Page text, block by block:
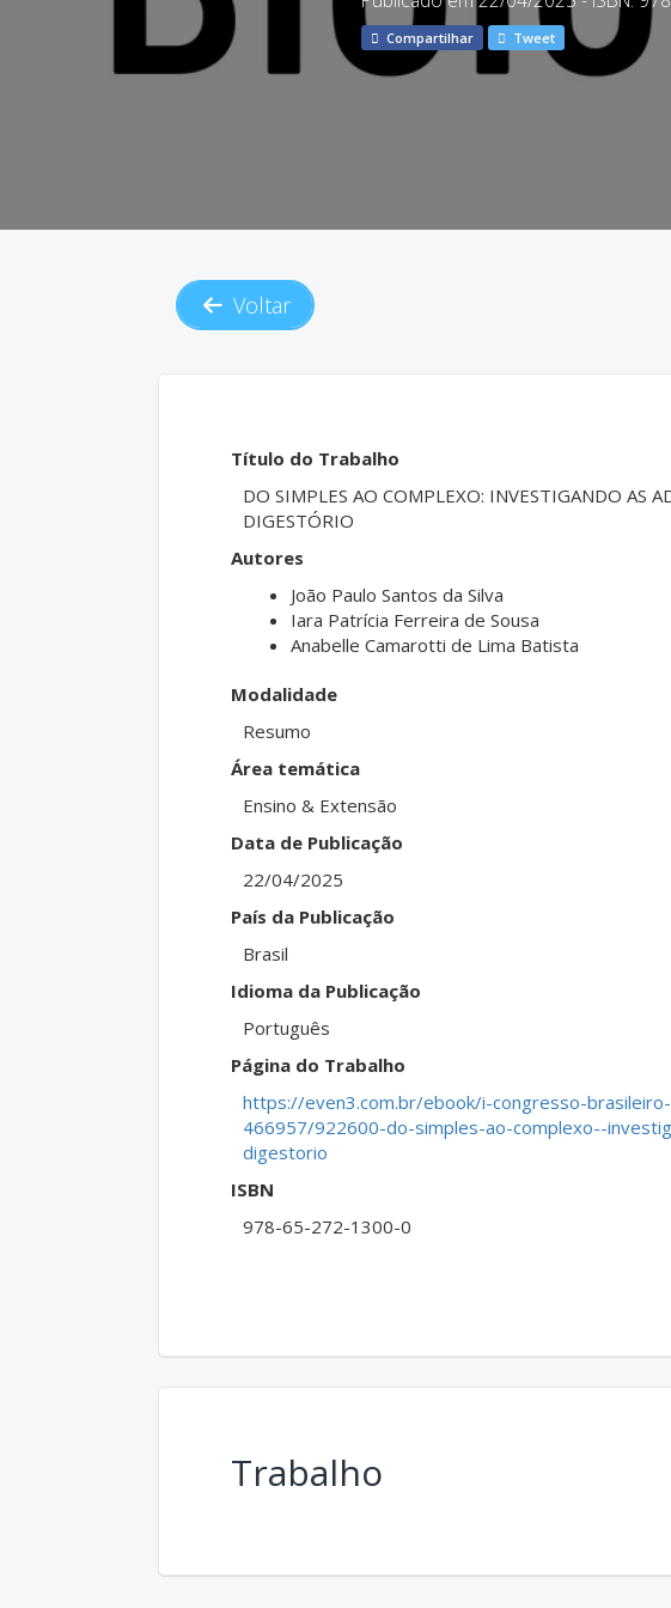
Compartilhar Tweet
Voltar
Título do Trabalho
DO SIMPLES AO COMPLEXO: INVESTIGANDO AS
DIGESTÓRIO
Autores
João Paulo Santos da Silva
Iara Patrícia Ferreira de Sousa
Anabelle Camarotti de Lima Batista
Modalidade
Resumo
Área temática
Ensino & Extensão
Data de Publicação
22/04/2025
País da Publicação
Brasil
Idioma da Publicação
Português
Página do Trabalho
https://even3.com.br/ebook/i-congresso-
466957/922600-do-simples-ao-complexo--
digestorio
ISBN
978-65-272-1300-0
Trabalho